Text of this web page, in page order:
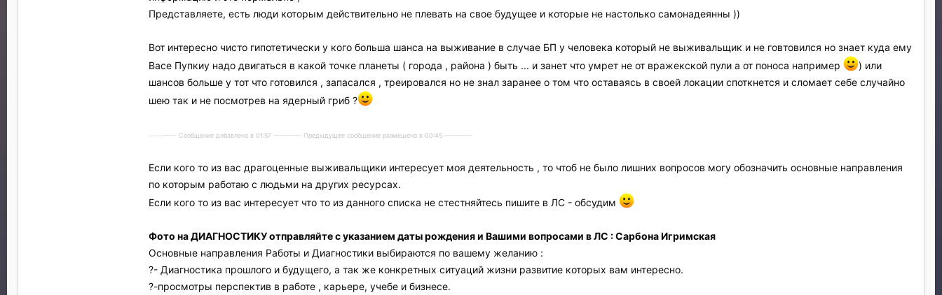
Представляете, есть люди которым действительно не плевать на свое будущее и которые не настолько самонадеянны ))
Вот интересно чисто гипотетически у кого больша шанса на выживание в случае БП у человека который не выживальщик и не говтовился но знает куда ему
Васе Пупкиу надо двигаться в какой точке планеты ( города , района ) быть ... и занет что умрет не от вражекской пули а от поноса например
) или
шансов больше у тот что готовился , запасался , треировался но не знал заранее о том что оставаясь в своей локации споткнется и сломает себе случайно
шею так и не посмотрев на ядерный гриб ?
---------- Сообщение добавлено в 01:57 ---------- Предыдущее сообщение размещено в 00:45 ----------
Если кого то из вас драгоценные выживальщики интересует моя деятельность , то чтоб не было лишних вопросов могу обозначить основные направления
по которым работаю с людьми на других ресурсах.
Если кого то из вас интересует что то из данного списка не стестняйтесь пишите в ЛС - обсудим
Фото на ДИАГНОСТИКУ отправляйте с указанием даты рождения и Вашими вопросами в ЛС :Сарбона Игримская
Основные направления Работы и Диагностики выбираются по вашему желанию :
?- Диагностика прошлого и будущего, а так же конкретных ситуаций жизни развитие которых вам интересно.
?-просмотры перспектив в работе , карьере, учебе и бизнесе.